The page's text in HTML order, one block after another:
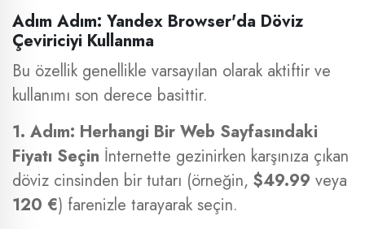
Adım Adım: Yandex Browser'da Döviz
Çeviriciyi Kullanma
Bu özellik genellikle varsayılan olarak aktiftir ve
kullanımı son derece basittir.
1. Adım: Herhangi Bir Web Sayfasındaki
Fiyatı Seçin İnternette gezinirken karşınıza çıkan
döviz cinsinden bir tutarı (örneğin, $49.99 veya
120 €) farenizle tarayarak seçin.